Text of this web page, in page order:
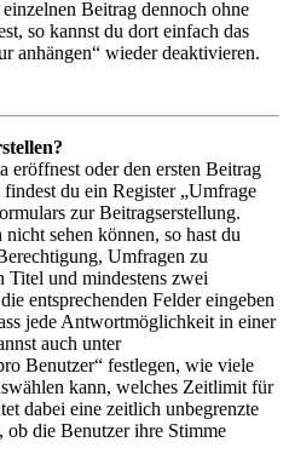
Beitrag dennoch ohne
so kannst du dort einfach das
anhängen“ wieder deaktivieren.
eröffnest oder den ersten Beitrag
findest du ein Register „Umfrage
zur Beitragserstellung.
sehen können, so hast du
Umfragen zu
Titel und mindestens zwei
entsprechenden Felder eingeben
jede Antwortmöglichkeit in einer
auch unter
Benutzer“ festlegen, wie viele
kann, welches Zeitlimit für
dabei eine zeitlich unbegrenzte
die Benutzer ihre Stimme